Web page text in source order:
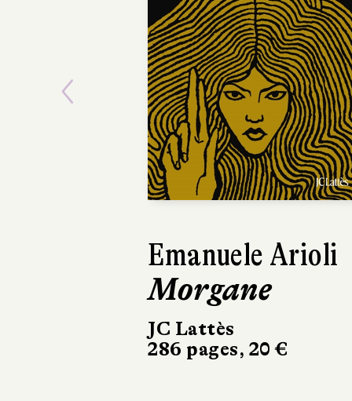
Emanuele Arioli
Morgane
JC Lattès
286 pages, 20 €
Elizabeth
L'Éveil
Marchialy
450 pages,
Previous